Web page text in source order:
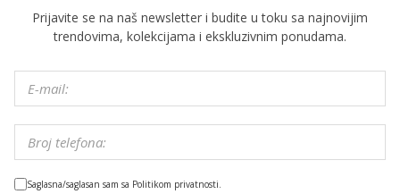
Prijavite se na naš newsletter i budite u toku sa najnovijim
trendovima, kolekcijama i ekskluzivnim ponudama.
Saglasna/saglasan sam sa Politikom privatnosti.